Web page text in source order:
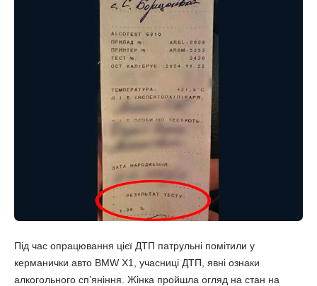
Під час опрацювання цієї ДТП патрульні помітили у
керманички авто BMW X1, учасниці ДТП, явні ознаки
алкогольного сп’яніння. Жінка пройшла огляд на стан на